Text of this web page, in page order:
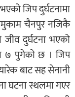
जिप दुर्घटनामा
चैनपुर नजिकै
जीव दुर्घटना भएको
७ पुगेको छ । जिप
बाट सह सेनानी
घटना स्थलमा गएर